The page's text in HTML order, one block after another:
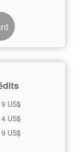
9 US$
US$
US$